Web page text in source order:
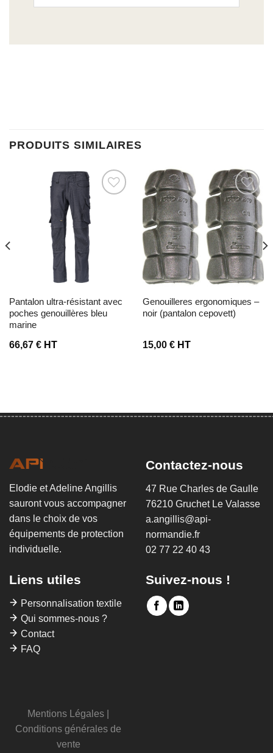
PRODUITS SIMILAIRES
Ajouter à la liste d’envies
pantalon ultra-résistant avec
poches genouillères bleu
marine
66,67 €HT
Ajouter à la liste d’envies
genouilleres ergonomiques –
noir (pantalon cepovett)
15,00 €HT
Elodie et Adeline Angillis
sauront vous accompagner
dans le choix de vos
équipements de protection
individuelle.
Contactez-nous
47 Rue Charles de Gaulle
76210 Gruchet Le Valasse
a.angillis@api-
normandie.fr
02 77 22 40 43
Liens utiles
Personnalisation textile
Qui sommes-nous ?
Contact
FAQ
Suivez-nous !
Mentions Légales
Conditions générales de
vente